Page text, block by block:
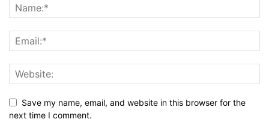
Save my name, email, and website in this browser for the
next time I comment.